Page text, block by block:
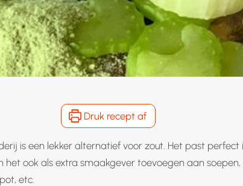
Druk recept af
is een lekker alternatief voor zout. Het past perfect
het ook als extra smaakgever toevoegen aan soepen,
etc.